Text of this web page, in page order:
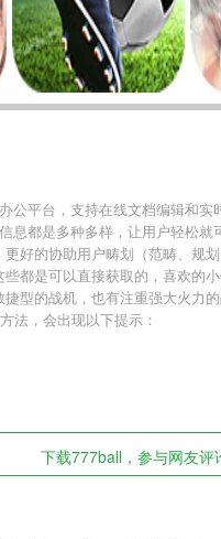
公平台，支持在线文档编辑和实
息都是多种多样，让用户轻松就
好的协助用户畴划（范畴、规划
都是可以直接获取的，喜欢的小
型的战机，也有注重强大火力的
法，会出现以下提示：
下载777ball，参与网友评